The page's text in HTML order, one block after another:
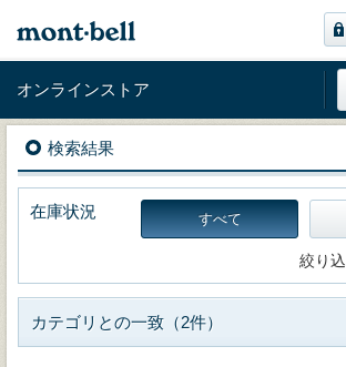
オンラインストア
検索結果
在庫状況 すべて
絞り
カテゴリとの一致（2件）